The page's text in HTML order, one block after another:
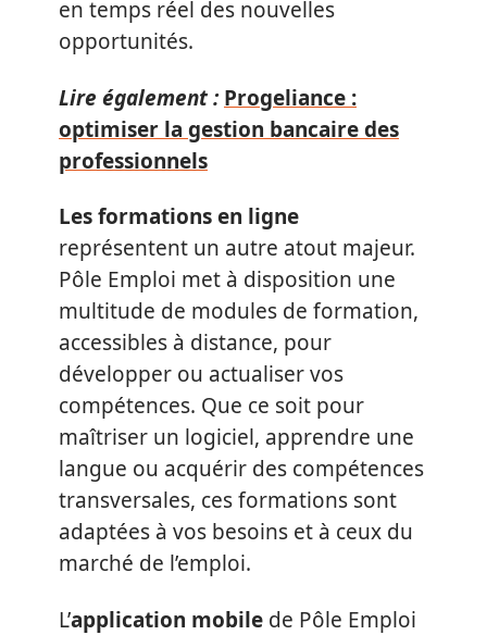
en temps réel des nouvelles
opportunités.
Lire également : Progeliance :
optimiser la gestion bancaire des
professionnels
Les formations en ligne
représentent un autre atout majeur.
Pôle Emploi met à disposition une
multitude de modules de formation,
accessibles à distance, pour
développer ou actualiser vos
compétences. Que ce soit pour
maîtriser un logiciel, apprendre une
langue ou acquérir des compétences
transversales, ces formations sont
adaptées à vos besoins et à ceux du
marché de l’emploi.
L’application mobile de Pôle Emploi